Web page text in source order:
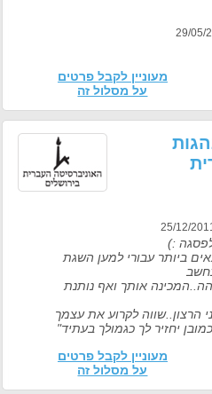
מעוניין לקבל פרטים
על מסלול זה
:)
ביותר עבורי למען השגת
אותך ואף נותנת
הרצון..שווה לקרוע את עצמך
יחזיר לך כגמולך בעתיד"
מעוניין לקבל פרטים
על מסלול זה